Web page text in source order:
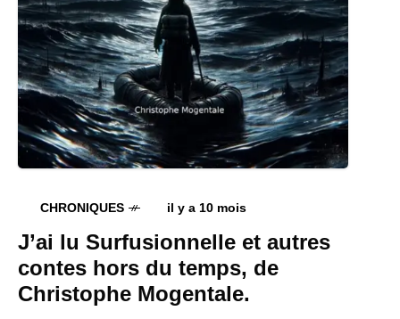
CHRONIQUES il y a 10 mois
J’ai lu Surfusionnelle et autres
contes hors du temps, de
Christophe Mogentale.